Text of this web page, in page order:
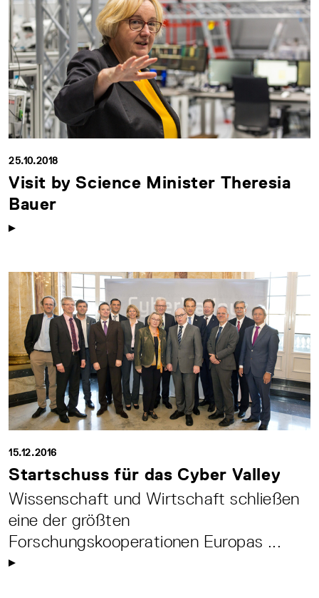
25.10.2018
Visit by Science Minister Theresia
Bauer
15.12.2016
Startschuss für das Cyber Valley
Wissenschaft und Wirtschaft schließen
eine der größten
Forschungskooperationen Europas ...